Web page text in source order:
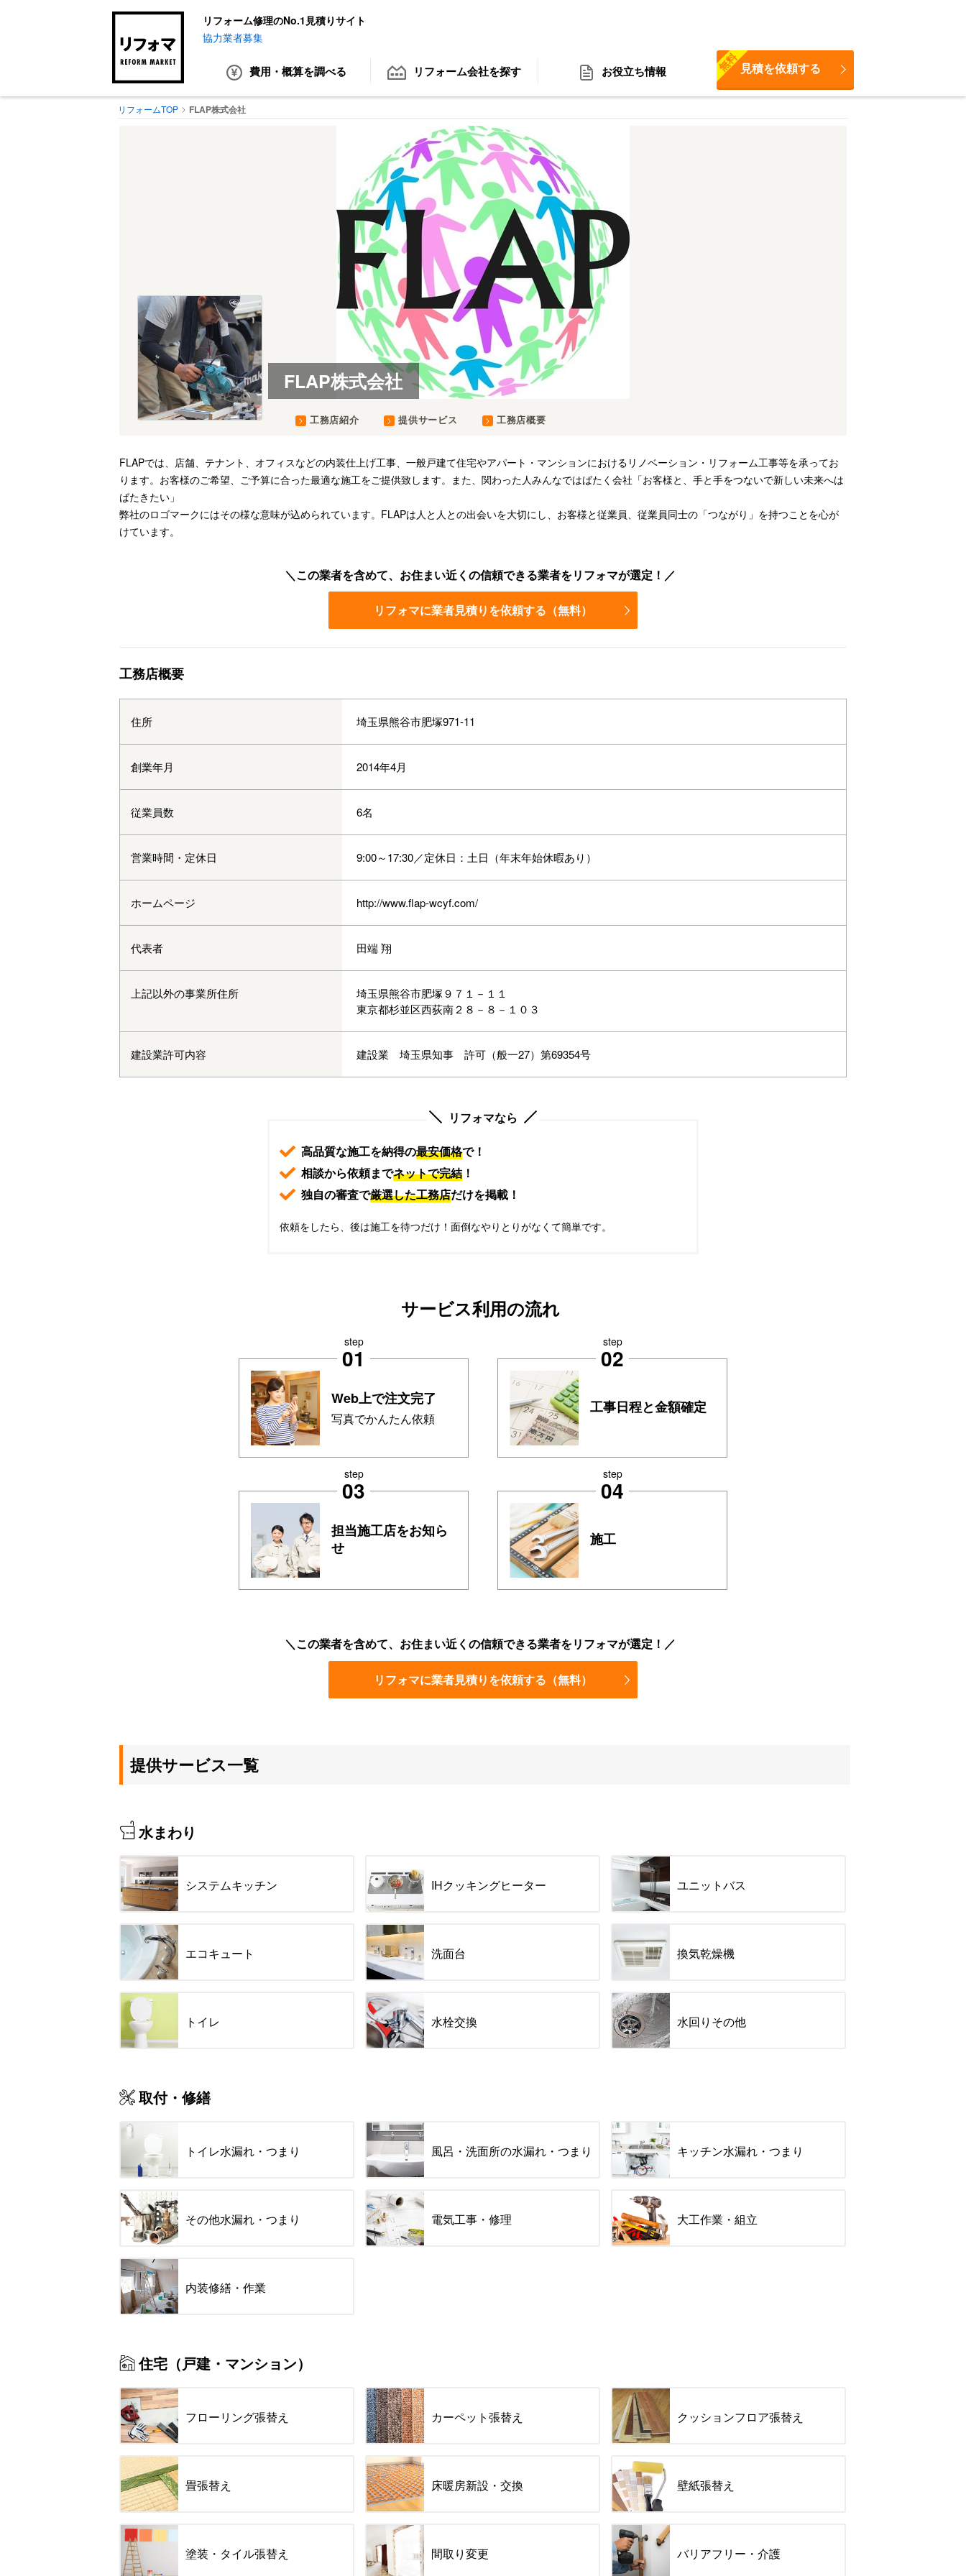
リフォーム修理のNo.1見積りサイト
協力業者募集
費用・概算を調べる リフォーム会社を探す お役立ち情報 見積を依頼する
無料
リフォームTOP FLAP株式会社
FLAP株式会社
工務店紹介 提供サービス 工務店概要
FLAPでは、店舗、テナント、オフィスなどの内装仕上げ工事、一般戸建て住宅やアパート・マンションにおけるリノベーション・リフォーム工事等を承ってお
ります。お客様のご希望、ご予算に合った最適な施工をご提供致します。また、関わった人みんなではばたく会社「お客様と、手と手をつないで新しい未来へは
ばたきたい」
弊社のロゴマークにはその様な意味が込められています。FLAPは人と人との出会いを大切にし、お客様と従業員、従業員同士の「つながり」を持つことを心が
けています。
この業者を含めて、お住まい近くの信頼できる業者をリフォマが選定！
リフォマに業者見積りを依頼する（無料）
工務店概要
住所 埼玉県熊谷市肥塚971-11
創業年月 2014年4月
従業員数 6名
営業時間・定休日 9:00～17:30／定休日：土日（年末年始休暇あり）
ホームページ http://www.flap-wcyf.com/
代表者 田端 翔
上記以外の事業所住所
埼玉県熊谷市肥塚９７１－１１
東京都杉並区西荻南２８－８－１０３
建設業許可内容 建設業 埼玉県知事 許可（般一27）第69354号
リフォマなら
高品質な施工を納得の最安価格で！
相談から依頼までネットで完結 ！
独自の審査で厳選した工務店だけを掲載！
依頼をしたら、後は施工を待つだけ！面倒なやりとりがなくて簡単です。
サービス利用の流れ
step
01
Web上で注文完了
写真でかんたん依頼
step
02
工事日程と金額確定
step
03
担当施工店をお知ら
せ
step
04
施工
この業者を含めて、お住まい近くの信頼できる業者をリフォマが選定！
リフォマに業者見積りを依頼する（無料）
提供サービス一覧
水まわり
システムキッチン IHクッキングヒーター ユニットバス
エコキュート 洗面台 換気乾燥機
トイレ 水栓交換 水回りその他
取付・修繕
トイレ水漏れ・つまり 風呂・洗面所の水漏れ・つまり キッチン水漏れ・つまり
その他水漏れ・つまり 電気工事・修理 大工作業・組立
内装修繕・作業
住宅（戸建・マンション）
フローリング張替え カーペット張替え クッションフロア張替え
畳張替え 床暖房新設・交換 壁紙張替え
塗装・タイル張替え 間取り変更 バリアフリー・介護